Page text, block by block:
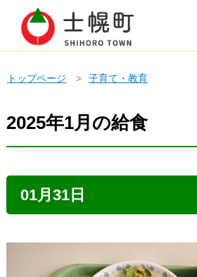
トップページ 子育て・教育
2025年1月の給食
01月31日